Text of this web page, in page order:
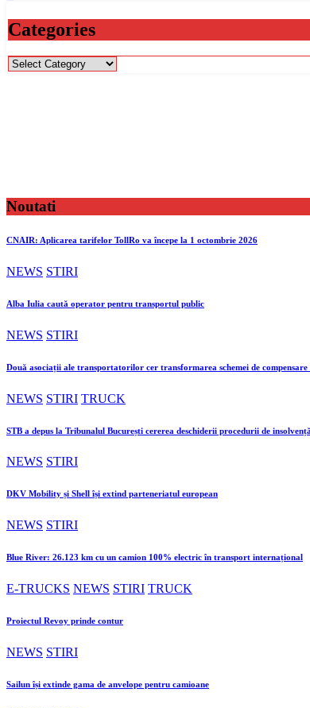
Categories
Categories
Noutati
CNAIR: Aplicarea tarifelor TollRo va începe la 1 octombrie 2026
NEWS STIRI
Alba Iulia caută operator pentru transportul public
NEWS STIRI
Două asociații ale transportatorilor cer transformarea schemei de compensare
NEWS STIRI TRUCK
STB a depus la Tribunalul București cererea deschiderii procedurii de insolvență
NEWS STIRI
DKV Mobility și Shell își extind parteneriatul european
NEWS STIRI
Blue River: 26.123 km cu un camion 100% electric în transport internațional
E-TRUCKS NEWS STIRI TRUCK
Proiectul Revoy prinde contur
NEWS STIRI
Sailun își extinde gama de anvelope pentru camioane